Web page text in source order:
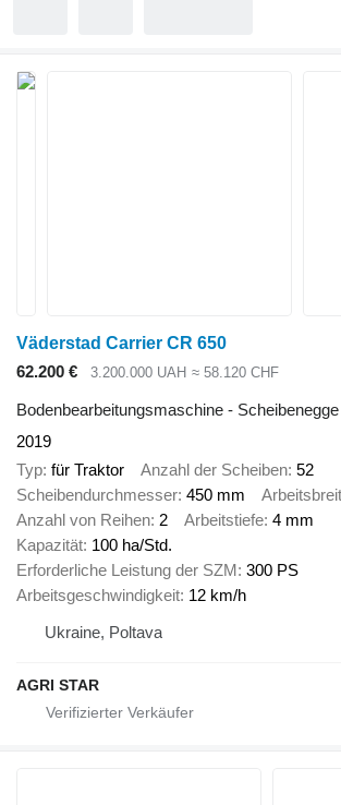
Väderstad Carrier CR 650
62.200 €
3.200.000 UAH ≈ 58.120 CHF
Bodenbearbeitungsmaschine - Scheibenegge
2019
Typ für Traktor Anzahl der Scheiben 52
Scheibendurchmesser 450 mm
Anzahl von Reihen 2 Arbeitstiefe 4 mm
Kapazität 100 ha/Std.
Erforderliche Leistung der SZM 300 PS
Arbeitsgeschwindigkeit 12 km/h
Ukraine, Poltava
AGRI STAR